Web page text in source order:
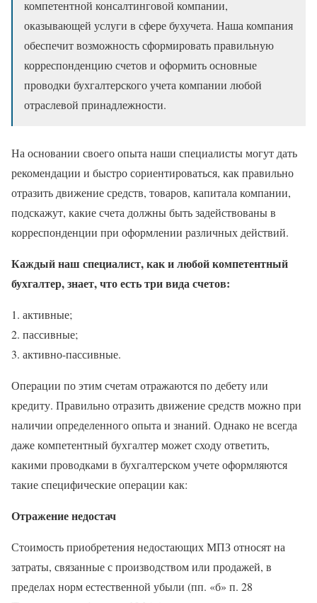
компетентной консалтинговой компании,
оказывающей услуги в сфере бухучета. Наша компания
обеспечит возможность сформировать правильную
корреспонденцию счетов и оформить основные
проводки бухгалтерского учета компании любой
отраслевой принадлежности.
На основании своего опыта наши специалисты могут дать
рекомендации и быстро сориентироваться, как правильно
отразить движение средств, товаров, капитала компании,
подскажут, какие счета должны быть задействованы в
корреспонденции при оформлении различных действий.
Каждый наш специалист, как и любой компетентный
бухгалтер, знает, что есть три вида счетов:
активные;
пассивные;
активно-пассивные.
Операции по этим счетам отражаются по дебету или
кредиту. Правильно отразить движение средств можно при
наличии определенного опыта и знаний. Однако не всегда
даже компетентный бухгалтер может сходу ответить,
какими проводками в бухгалтерском учете оформляются
такие специфические операции как:
Отражение недостач
Стоимость приобретения недостающих МПЗ относят на
затраты, связанные с производством или продажей, в
пределах норм естественной убыли (пп. «б» п. 28